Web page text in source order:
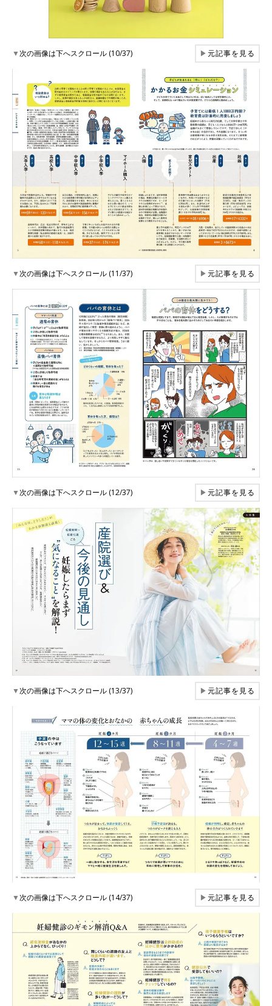
▼次の画像は下へスクロール (10/37) ▶元記事を見る
▼次の画像は下へスクロール (11/37) ▶元記事を見る
▼次の画像は下へスクロール (12/37) ▶元記事を見る
▼次の画像は下へスクロール (13/37) ▶元記事を見る
▼次の画像は下へスクロール (14/37) ▶元記事を見る